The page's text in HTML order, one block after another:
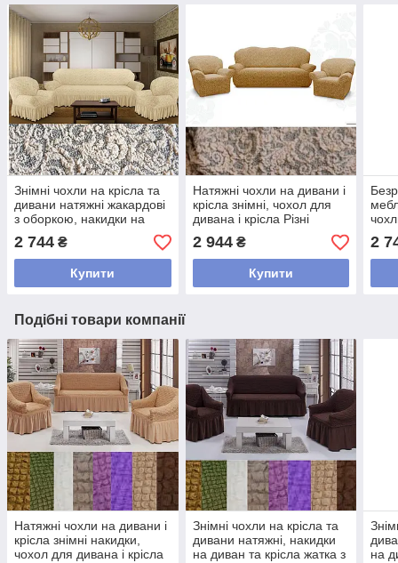
Знімні чохли на крісла та
дивани натяжні жакардові
з оборкою, накидки на
диван і крісла Кремовий
2 744 ₴
Купити
Натяжні чохли на дивани і
крісла знімні, чохол для
дивана і крісла Різні
кольори жакардовий
Бежевий
2 944₴
Купити
2
Подібні товари компанії
Натяжні чохли на дивани і
крісла знімні накидки,
чохол для дивана і крісла
Знімні чохли на крісла та
дивани натяжні, накидки
на диван та крісла жатка з
на